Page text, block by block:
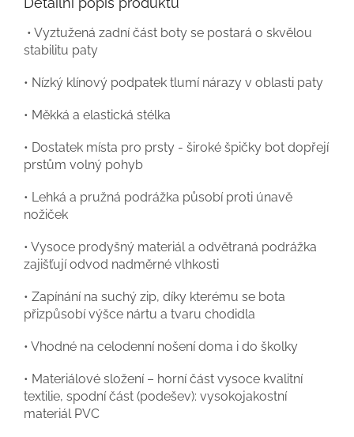
• Vyztužená zadní část boty se postará o skvělou
stabilitu paty
• Nízký klínový podpatek tlumí nárazy v oblasti paty
• Měkká a elastická stélka
• Dostatek místa pro prsty - široké špičky bot dopřejí
prstům volný pohyb
• Lehká a pružná podrážka působí proti únavě
nožiček
• Vysoce prodyšný materiál a odvětraná podrážka
zajišťují odvod nadměrné vlhkosti
• Zapínání na suchý zip, díky kterému se bota
přizpůsobí výšce nártu a tvaru chodidla
• Vhodné na celodenní nošení doma i do školky
• Materiálové složení – horní část vysoce kvalitní
textilie, spodní část (podešev): vysokojakostní
materiál PVC